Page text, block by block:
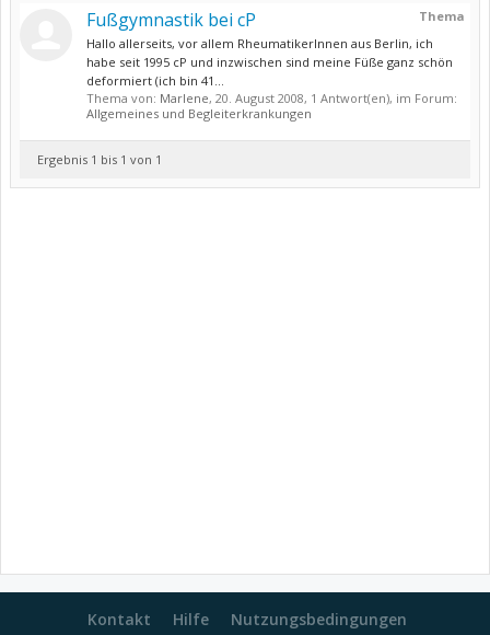
Thema
Fußgymnastik bei cP
Hallo allerseits, vor allem RheumatikerInnen aus Berlin, ich
habe seit 1995 cP und inzwischen sind meine Füße ganz schön
deformiert (ich bin 41...
Thema von: Marlene, 20. August 2008, 1 Antwort(en), im Forum:
Allgemeines und Begleiterkrankungen
Ergebnis 1 bis 1 von 1
Kontakt Hilfe Nutzungsbedingungen